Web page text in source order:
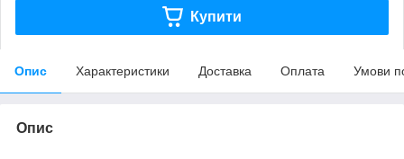
Купити
Опис Характеристики Доставка Оплата Умови
Опис